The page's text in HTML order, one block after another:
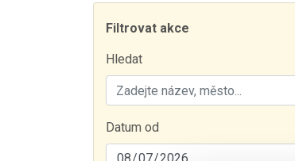
Filtrovat akce
Hledat
Datum od